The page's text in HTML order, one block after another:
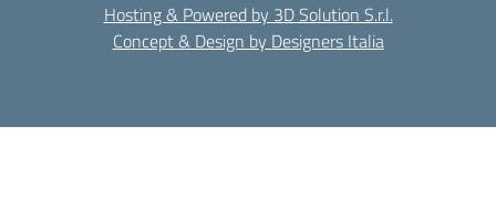
Hosting & Powered by 3D Solution S.r.l.
Concept & Design by Designers Italia